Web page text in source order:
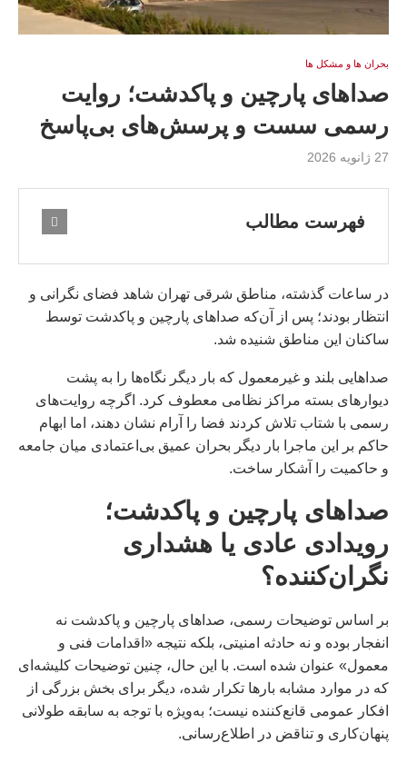
بحران ها و مشكل ها
صداهای پارچین و پاکدشت؛ روایت
رسمی سست و پرسش‌های بی‌پاسخ
27 ژانویه 2026
فهرست مطالب
در ساعات گذشته، مناطق شرقی تهران شاهد فضای نگرانی و
انتظار بودند؛ پس از آن‌که صداهای پارچین و پاکدشت توسط
ساکنان این مناطق شنیده شد.
صداهایی بلند و غیرمعمول که بار دیگر نگاه‌ها را به پشت
دیوارهای بسته مراکز نظامی معطوف کرد. اگرچه روایت‌های
رسمی با شتاب تلاش کردند فضا را آرام نشان دهند، اما ابهام
حاکم بر این ماجرا بار دیگر بحران عمیق بی‌اعتمادی میان جامعه
و حاکمیت را آشکار ساخت.
صداهای پارچین و پاکدشت؛
رویدادی عادی یا هشداری
نگران‌کننده؟
بر اساس توضیحات رسمی، صداهای پارچین و پاکدشت نه
انفجار بوده و نه حادثه امنیتی، بلکه نتیجه «اقدامات فنی و
معمول» عنوان شده است. با این حال، چنین توضیحات کلیشه‌ای
که در موارد مشابه بارها تکرار شده، دیگر برای بخش بزرگی از
افکار عمومی قانع‌کننده نیست؛ به‌ویژه با توجه به سابقه طولانی
پنهان‌کاری و تناقض در اطلاع‌رسانی.